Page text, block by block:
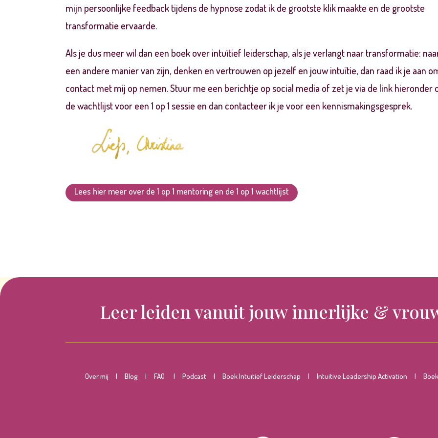
mijn persoonlijke feedback tijdens de hypnose zodat ik de grootste klik maakte en de grootste
transformatie ervaarde.
Als je dus meer wil dan een boek over intuïtief leiderschap, als je verlangt naar transformatie:
een andere manier van zijn, denken en vertrouwen op jezelf en jouw intuïtie, dan raad ik je aan
contact met mij op nemen. Stuur me een berichtje op social media of zet je via de link hieronder
de wachtlijst voor een 1 op 1 sessie en dan contacteer ik je voor een kennismakingsgesprek.
Lees hier meer over de 1 op 1 mentoring en de 1 op 1 wachtlijst
Leer leiden vanuit jouw innerlijke &
Over mij | Blog | FAQ | Podcast | Boek Intuïtief Leiderschap | Intuitive Leadership Activation |